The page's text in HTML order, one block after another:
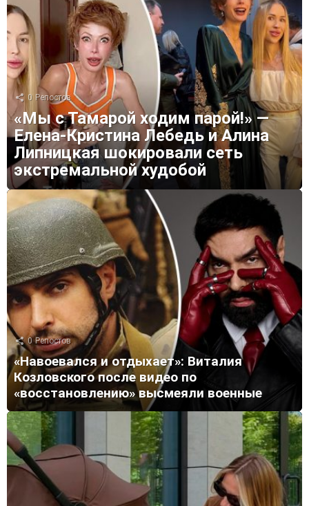
0 Репостов
«Мы с Тамарой ходим парой!» —
Елена-Кристина Лебедь и Алина
Липницкая шокировали сеть
экстремальной худобой
0 Репостов
«Навоевался и отдыхает»: Виталия
Козловского после видео по
«восстановлению» высмеяли военные